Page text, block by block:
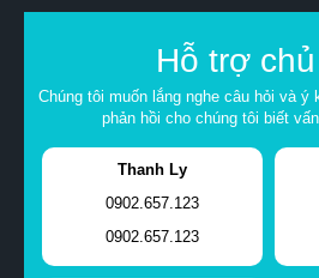
Hỗ trợ
Chúng tôi muốn lắng nghe câu hỏi và ý
phản hồi cho chúng tôi biết
Thanh Ly
0902.657.123
0902.657.123